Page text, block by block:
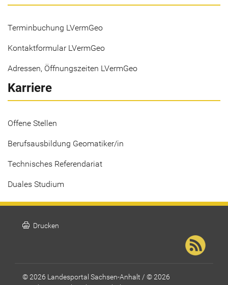
Terminbuchung LVermGeo
Kontaktformular LVermGeo
Adressen, Öffnungszeiten LVermGeo
Karriere
Offene Stellen
Berufsausbildung Geomatiker/in
Technisches Referendariat
Duales Studium
print Drucken
© 2026 Landesportal Sachsen-Anhalt / © 2026